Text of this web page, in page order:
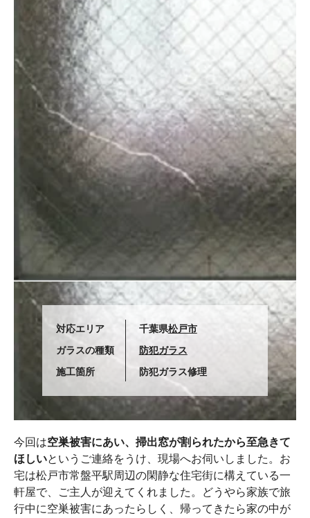
対応エリア 千葉県松戸市
ガラスの種類
防犯ガラス
施工箇所
防犯ガラス修理
今回は空巣被害にあい、掃出窓が割られたから至急きて
ほしいというご連絡をうけ、現場へお伺いしました。お
宅は松戸市常盤平駅周辺の閑静な住宅街に構えている一
軒屋で、ご主人が迎えてくれました。どうやら家族で旅
行中に空巣被害にあったらしく、帰ってきたら家の中が